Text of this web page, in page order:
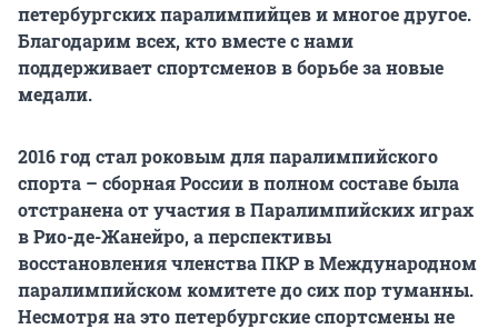
петербургских паралимпийцев и многое другое.
Благодарим всех, кто вместе с нами
поддерживает спортсменов в борьбе за новые
медали.
2016 год стал роковым для паралимпийского
спорта – сборная России в полном составе была
отстранена от участия в Паралимпийских играх
в Рио-де-Жанейро, а перспективы
восстановления членства ПКР в Международном
паралимпийском комитете до сих пор туманны.
Несмотря на это петербургские спортсмены не